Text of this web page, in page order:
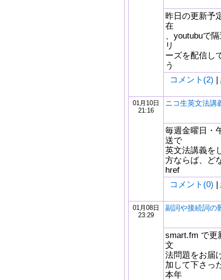
昨日の更新予
在
、youtubuで
リ
ーズを配信し
う
コメント(2) |
01月10日
21:16
ニコ生英文法講
毎週金曜日・
送で
英文法講義を
方ならば、ど
href
コメント(0) |
01月08日
23:29
副詞や接続詞の
smart.fm で更
文
法問題をお届
加して下さっ
本年